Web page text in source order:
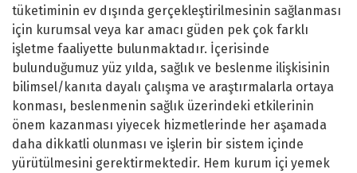
tüketiminin ev dışında gerçekleştirilmesinin sağlanması
için kurumsal veya kar amacı güden pek çok farklı
işletme faaliyette bulunmaktadır. İçerisinde
bulunduğumuz yüz yılda, sağlık ve beslenme ilişkisinin
bilimsel/kanıta dayalı çalışma ve araştırmalarla ortaya
konması, beslenmenin sağlık üzerindeki etkilerinin
önem kazanması yiyecek hizmetlerinde her aşamada
daha dikkatli olunması ve işlerin bir sistem içinde
yürütülmesini gerektirmektedir. Hem kurum içi yemek